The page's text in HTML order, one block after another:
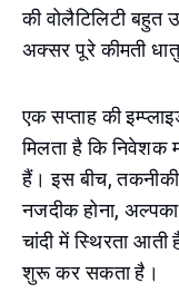
की वोलैटिलिटी बहुत
अक्सर पूरे कीमती
एक सप्ताह की
मिलता है कि निवेशक
हैं। इस बीच,
नजदीक होना,
चांदी में स्थिरता
शुरू कर सकता है।